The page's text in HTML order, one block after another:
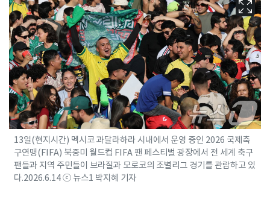
13일(현지시간) 멕시코 과달라하라 시내에서 운영 중인 2026 국제축
구연맹(FIFA) 북중미 월드컵 FIFA 팬 페스티벌 광장에서 전 세계 축구
팬들과 지역 주민들이 브라질과 모로코의 조별리그 경기를 관람하고 있
다.2026.6.14 ⓒ 뉴스1 박지혜 기자